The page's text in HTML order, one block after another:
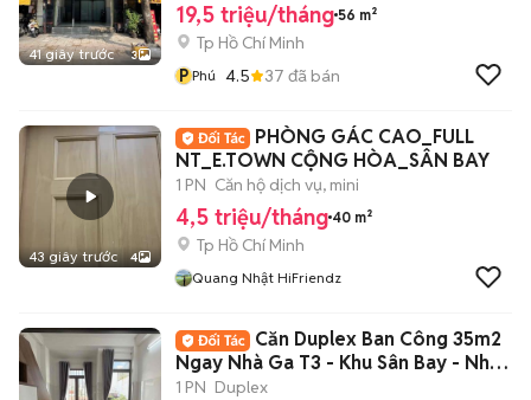
41 giây trước 3
19,5 triệu/tháng 56 m²
Tp Hồ Chí Minh
P Phú 4.5 37 đã bán
43 giây trước 4
PHÒNG GÁC CAO_FULL
NT_E.TOWN CỘNG HÒA_SÂN BAY
1 PN Căn hộ dịch vụ, mini
4,5 triệu/tháng 40 m²
Tp Hồ Chí Minh
Quang Nhật HiFriendz
Căn Duplex Ban Công 35m2
Ngay Nhà Ga T3 - Khu Sân Bay - Nhất
Chi Mai
1 PN Duplex